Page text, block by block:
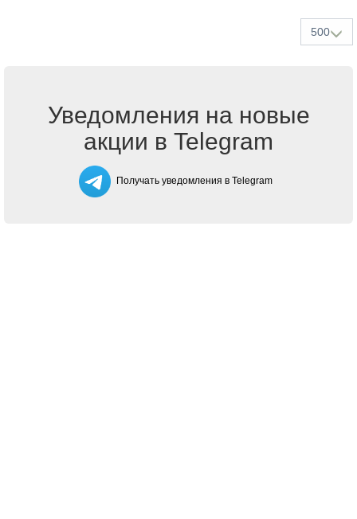
500
Уведомления на новые
акции в Telegram
Получать уведомления в Telegram